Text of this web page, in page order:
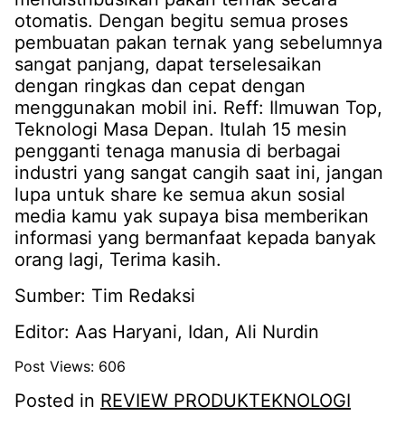
otomatis. Dengan begitu semua proses
pembuatan pakan ternak yang sebelumnya
sangat panjang, dapat terselesaikan
dengan ringkas dan cepat dengan
menggunakan mobil ini. Reff: Ilmuwan Top,
Teknologi Masa Depan. Itulah 15 mesin
pengganti tenaga manusia di berbagai
industri yang sangat cangih saat ini, jangan
lupa untuk share ke semua akun sosial
media kamu yak supaya bisa memberikan
informasi yang bermanfaat kepada banyak
orang lagi, Terima kasih.
Sumber: Tim Redaksi
Editor: Aas Haryani, Idan, Ali Nurdin
Post Views: 606
Posted in REVIEW PRODUKTEKNOLOGI